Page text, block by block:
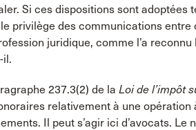
Si ces dispositions sont adoptées
privilège des communications
juridique, comme l’a
il.
237.3(2) de la Loi de l’impôt
relativement à une opération
Il peut s’agir ici d’avocats.